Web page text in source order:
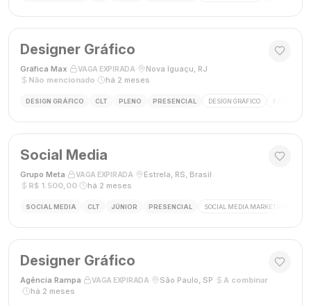
Designer Gráfico
Gráfica Max VAGA EXPIRADA Nova Iguaçu, RJ
Não mencionado
há 2 meses
DESIGN GRÁFICO CLT PLENO PRESENCIAL DESIGN GRÁFICO
Social Media
Grupo Meta VAGA EXPIRADA Estrela, RS, Brasil
R$ 1.500,00
há 2 meses
SOCIAL MEDIA CLT JÚNIOR PRESENCIAL SOCIAL MEDIA MARKETING
Designer Gráfico
Agência Rampa VAGA EXPIRADA São Paulo, SP
A combinar
há 2 meses